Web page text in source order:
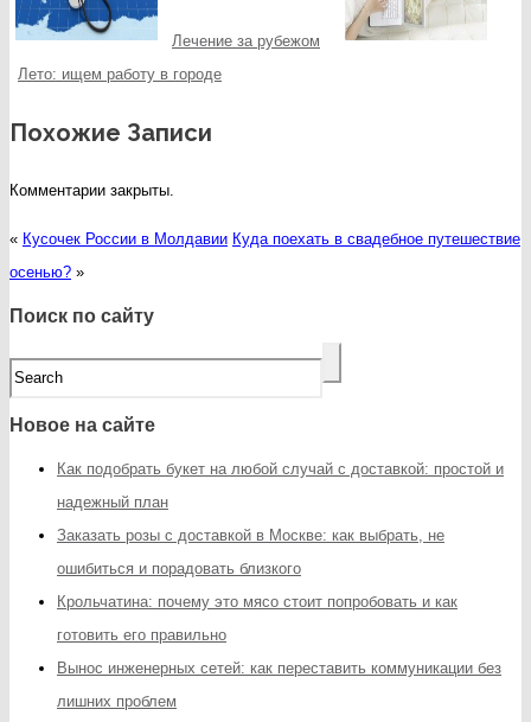
Лечение за рубежом
Лето: ищем работу в городе
Похожие Записи
Комментарии закрыты.
« Кусочек России в Молдавии Куда поехать в свадебное путешествие
осенью? »
Поиск по сайту
Новое на сайте
Как подобрать букет на любой случай с доставкой: простой и
надежный план
Заказать розы с доставкой в Москве: как выбрать, не
ошибиться и порадовать близкого
Крольчатина: почему это мясо стоит попробовать и как
готовить его правильно
Вынос инженерных сетей: как переставить коммуникации без
лишних проблем